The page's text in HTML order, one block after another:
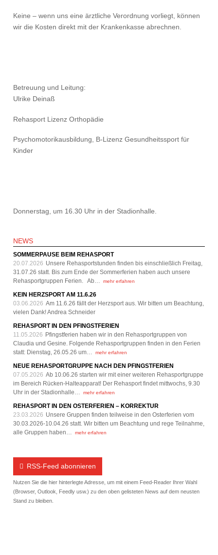
Keine – wenn uns eine ärztliche Verordnung vorliegt, können
wir die Kosten direkt mit der Krankenkasse abrechnen.
Betreuung und Leitung:
Ulrike Deinaß
Rehasport Lizenz Orthopädie
Psychomotorikausbildung, B-Lizenz Gesundheitssport für
Kinder
Donnerstag, um 16.30 Uhr in der Stadionhalle.
NEWS
SOMMERPAUSE BEIM REHASPORT
20.07.2026 Unsere Rehasportstunden finden bis einschließlich Freitag,
31.07.26 statt. Bis zum Ende der Sommerferien haben auch unsere
Rehasportgruppen Ferien. Ab…
mehr erfahren
KEIN HERZSPORT AM 11.6.26
03.06.2026 Am 11.6.26 fällt der Herzsport aus. Wir bitten um Beachtung,
vielen Dank! Andrea Schneider
REHASPORT IN DEN PFINGSTFERIEN
11.05.2026 Pfingstferien haben wir in den Rehasportgruppen von
Claudia und Gesine. Folgende Rehasportgruppen finden in den Ferien
statt: Dienstag, 26.05.26 um…
mehr erfahren
NEUE REHASPORTGRUPPE NACH DEN PFINGSTFERIEN
07.05.2026 Ab 10.06.26 starten wir mit einer weiteren Rehasportgruppe
im Bereich Rücken-Halteapparat! Der Rehasport findet mittwochs, 9.30
Uhr in der Stadionhalle…
mehr erfahren
REHASPORT IN DEN OSTERFERIEN – KORREKTUR
23.03.2026 Unsere Gruppen finden teilweise in den Osterferien vom
30.03.2026-10.04.26 statt. Wir bitten um Beachtung und rege Teilnahme,
alle Gruppen haben…
mehr erfahren
RSS-Feed abonnieren
Nutzen Sie die hier hinterlegte Adresse, um mit einem Feed-Reader Ihrer Wahl
(Browser, Outlook, Feedly usw.) zu den oben gelisteten News auf dem neusten
Stand zu bleiben.